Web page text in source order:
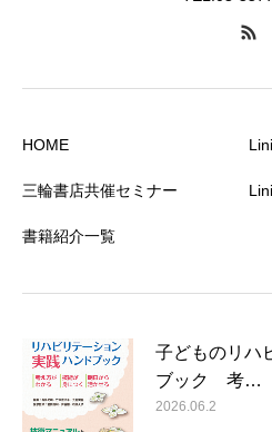
HOME
三輪書店共催セミナー
書籍紹介一覧
子どものリハ
ブック 考…
2026.06.2